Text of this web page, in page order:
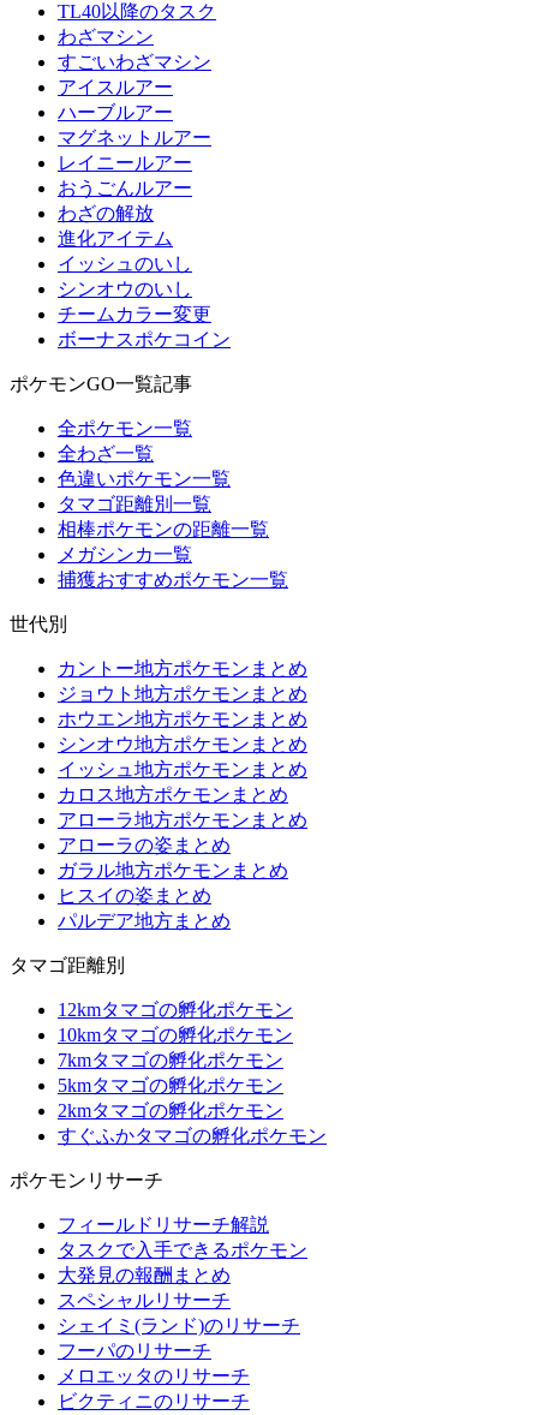
TL40以降のタスク
わざマシン
すごいわざマシン
アイスルアー
ハーブルアー
マグネットルアー
レイニールアー
おうごんルアー
わざの解放
進化アイテム
イッシュのいし
シンオウのいし
チームカラー変更
ボーナスポケコイン
ポケモンGO一覧記事
全ポケモン一覧
全わざ一覧
色違いポケモン一覧
タマゴ距離別一覧
相棒ポケモンの距離一覧
メガシンカ一覧
捕獲おすすめポケモン一覧
世代別
カントー地方ポケモンまとめ
ジョウト地方ポケモンまとめ
ホウエン地方ポケモンまとめ
シンオウ地方ポケモンまとめ
イッシュ地方ポケモンまとめ
カロス地方ポケモンまとめ
アローラ地方ポケモンまとめ
アローラの姿まとめ
ガラル地方ポケモンまとめ
ヒスイの姿まとめ
パルデア地方まとめ
タマゴ距離別
12kmタマゴの孵化ポケモン
10kmタマゴの孵化ポケモン
7kmタマゴの孵化ポケモン
5kmタマゴの孵化ポケモン
2kmタマゴの孵化ポケモン
すぐふかタマゴの孵化ポケモン
ポケモンリサーチ
フィールドリサーチ解説
タスクで入手できるポケモン
大発見の報酬まとめ
スペシャルリサーチ
シェイミ(ランド)のリサーチ
フーパのリサーチ
メロエッタのリサーチ
ビクティニのリサーチ